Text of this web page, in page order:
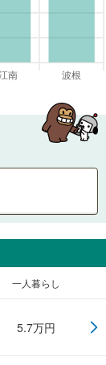
一人暮らし
5.7万円